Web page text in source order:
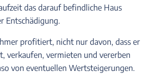
das darauf befindliche Haus
Entschädigung.
profitiert, nicht nur davon, dass er
verkaufen, vermieten und vererben
von eventuellen Wertsteigerungen.